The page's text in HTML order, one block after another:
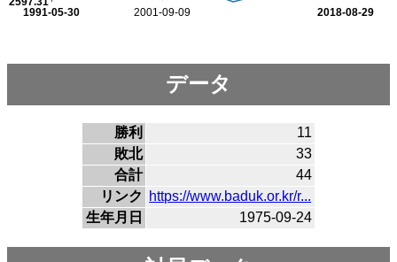
2001-09-09
1991-05-30 2018-08-29
データ
勝利
11
敗北
33
合計
44
リンク
https://www.baduk.or.kr/r...
生年月日
1975-09-24